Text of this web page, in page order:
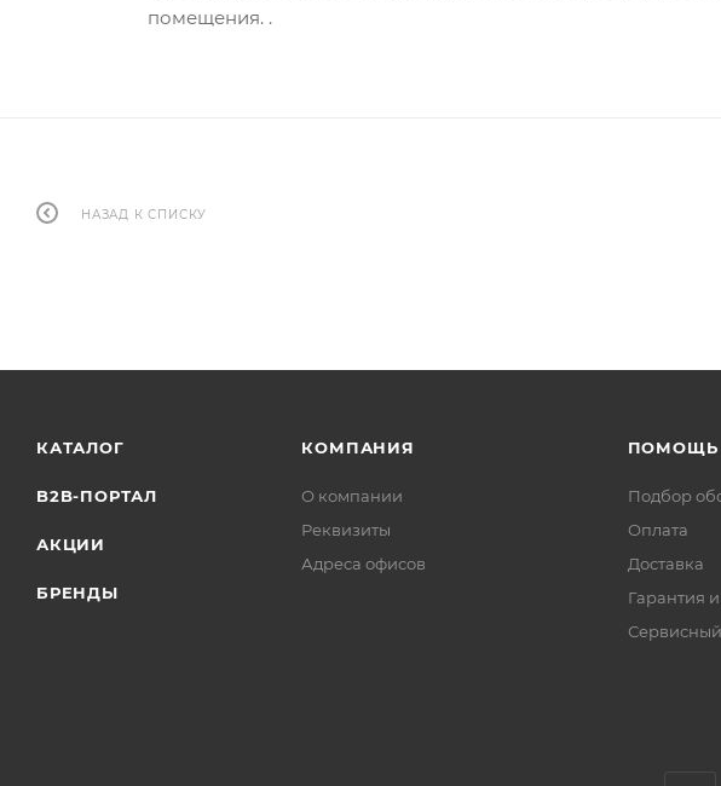
помещения. .
НАЗАД К СПИСКУ
КАТАЛОГ
B2B-ПОРТАЛ
АКЦИИ
БРЕНДЫ
КОМПАНИЯ
О компании
Реквизиты
Адреса офисов
ПОМОЩЬ
Подбор
Оплата
Доставка
Гарантия